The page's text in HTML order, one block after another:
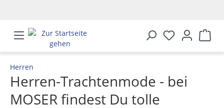
Herren
Herren-Trachtenmode - bei
MOSER findest Du tolle